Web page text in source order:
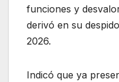
funciones y
derivó en su
2026.
Indicó que ya